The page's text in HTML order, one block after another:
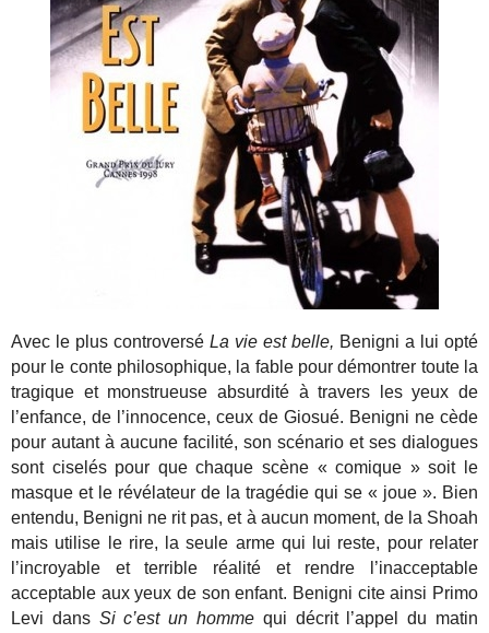
Avec le plus controverséLa vie est belle, Benigni a lui opté
pour le conte philosophique, la fable pour démontrer toute la
tragique et monstrueuse absurdité à travers les yeux de
l’enfance, de l’innocence, ceux de Giosué. Benigni ne cède
pour autant à aucune facilité, son scénario et ses dialogues
sont ciselés pour que chaque scène « comique » soit le
masque et le révélateur de la tragédie qui se « joue ». Bien
entendu, Benigni ne rit pas, et à aucun moment, de la Shoah
mais utilise le rire, la seule arme qui lui reste, pour relater
l’incroyable et terrible réalité et rendre l’inacceptable
acceptable aux yeux de son enfant. Benigni cite ainsi Primo
Levi dans Si c’est un homme qui décrit l’appel du matin